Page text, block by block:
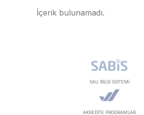
İçerik bulunamadı.
SAU BİLGİ SİSTEMİ
AKREDİTE PROGRAMLAR